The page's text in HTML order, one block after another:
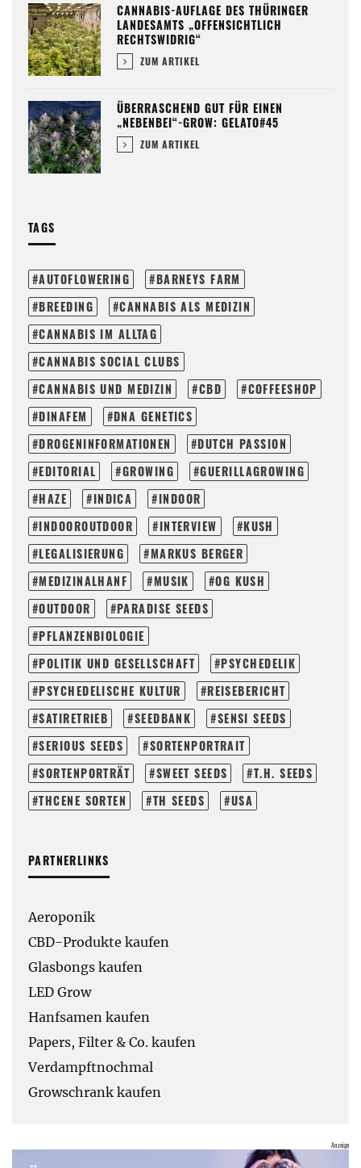
CANNABIS-AUFLAGE DES THÜRINGER
LANDESAMTS „OFFENSICHTLICH
RECHTSWIDRIG“
ZUM ARTIKEL
ÜBERRASCHEND GUT FÜR EINEN
„NEBENBEI“-GROW: GELATO#45
ZUM ARTIKEL
TAGS
AUTOFLOWERING
BARNEYS FARM
BREEDING
CANNABIS ALS MEDIZIN
CANNABIS IM ALLTAG
CANNABIS SOCIAL CLUBS
CANNABIS UND MEDIZIN
CBD
COFFEESHOP
DINAFEM
DNA GENETICS
DROGENINFORMATIONEN
DUTCH PASSION
EDITORIAL
GROWING
GUERILLAGROWING
HAZE
INDICA
INDOOR
INDOOROUTDOOR
INTERVIEW
KUSH
LEGALISIERUNG
MARKUS BERGER
MEDIZINALHANF
MUSIK
OG KUSH
OUTDOOR
PARADISE SEEDS
PFLANZENBIOLOGIE
POLITIK UND GESELLSCHAFT
PSYCHEDELIK
PSYCHEDELISCHE KULTUR
REISEBERICHT
SATIRETRIEB
SEEDBANK
SENSI SEEDS
SERIOUS SEEDS
SORTENPORTRAIT
SORTENPORTRÄT
SWEET SEEDS
T.H. SEEDS
THCENE SORTEN
TH SEEDS USA
PARTNERLINKS
Aeroponik
CBD-Produkte kaufen
Glasbongs kaufen
LED Grow
Hanfsamen kaufen
Papers, Filter & Co. kaufen
Verdampftnochmal
Growschrank kaufen